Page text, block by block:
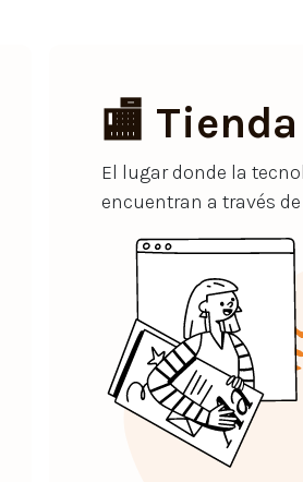
🏬
El lugar donde la
encuentran a través